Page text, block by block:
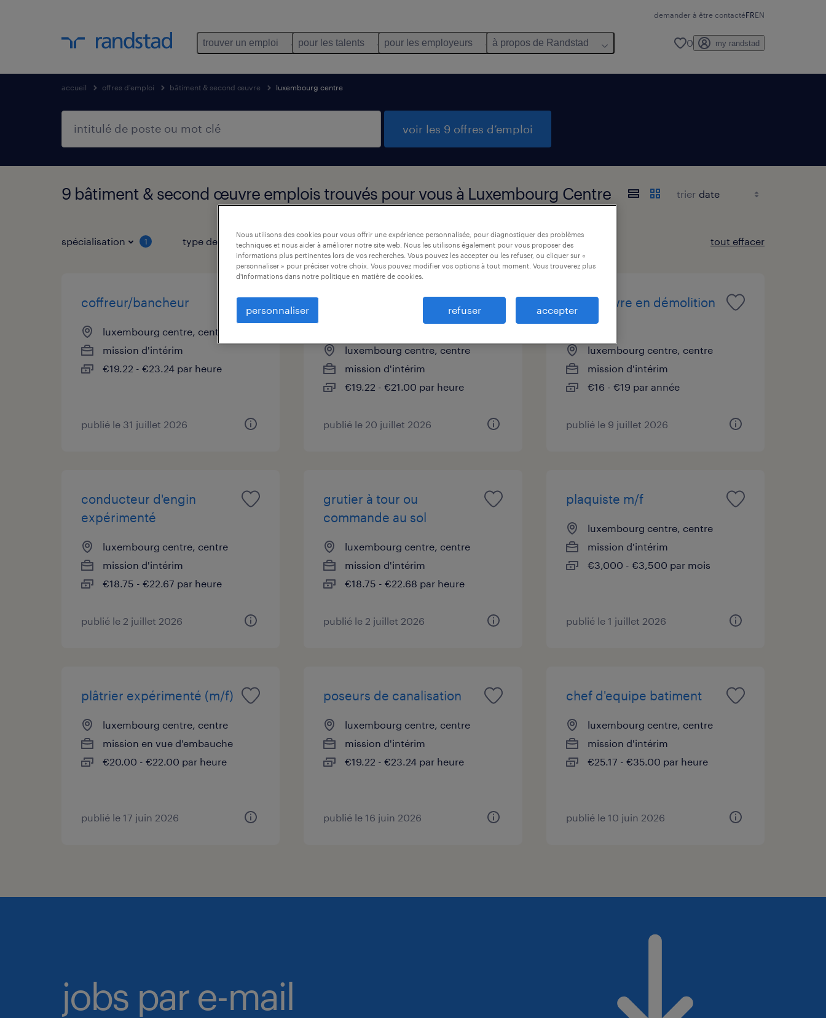
demander à être contactéFREN
trouver un emploi pour les talents pour les employeurs à propos de Randstad 0 my randstad
accueil offres d'emploi bâtiment & second œuvre luxembourg centre
voir les 9 offres d’emploi
9 bâtiment & second œuvre emplois trouvés pour vous à Luxembourg Centre trier
spécialisation 1 type de job tout effacer
coffreur/bancheur
luxembourg centre, centre
mission d'intérim
€19.22 - €23.24 par heure
publié le 31 juillet 2026
enduiseur experimente
luxembourg centre, centre
mission d'intérim
€19.22 - €21.00 par heure
publié le 20 juillet 2026
manoeuvre en démolition
h/f
luxembourg centre, centre
mission d'intérim
€16 - €19 par année
publié le 9 juillet 2026
conducteur d'engin
expérimenté
luxembourg centre, centre
mission d'intérim
€18.75 - €22.67 par heure
publié le 2 juillet 2026
grutier à tour ou
commande au sol
luxembourg centre, centre
mission d'intérim
€18.75 - €22.68 par heure
publié le 2 juillet 2026
plaquiste m/f
luxembourg centre, centre
mission d'intérim
€3,000 - €3,500 par mois
publié le 1 juillet 2026
plâtrier expérimenté (m/f)
luxembourg centre, centre
mission en vue d'embauche
€20.00 - €22.00 par heure
publié le 17 juin 2026
poseurs de canalisation
luxembourg centre, centre
mission d'intérim
€19.22 - €23.24 par heure
publié le 16 juin 2026
chef d'equipe batiment
luxembourg centre, centre
mission d'intérim
€25.17 - €35.00 par heure
publié le 10 juin 2026
jobs par e-mail
Nous utilisons des cookies pour vous offrir une expérience personnalisée, pour diagnostiquer des problèmes
techniques et nous aider à améliorer notre site web. Nous les utilisons également pour vous proposer des
informations plus pertinentes lors de vos recherches. Vous pouvez les accepter ou les refuser, ou cliquer sur «
personnaliser » pour préciser votre choix. Vous pouvez modifier vos options à tout moment. Vous trouverez plus
d'informations dans notre politique en matière de cookies.
personnaliser refuser accepter